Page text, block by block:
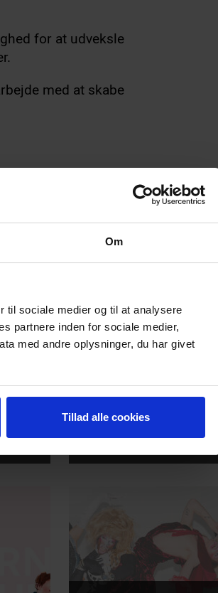
Om
til sociale medier og til at analysere
partnere inden for sociale medier,
med andre oplysninger, du har givet
Tillad alle cookies
for at udveksle
med at skabe
SCENITNYT
SCENIT
MED
– LARS
BESTYRELSEN